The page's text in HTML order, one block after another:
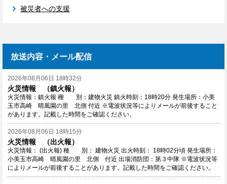
被災者への支援
放送内容・メール配信
2026年08月06日 18時32分
火災情報 （鎮火報）
火災情報：鎮火報 種 別：建物火災 鎮火時刻：18時20分 発生場所：小美
玉市高崎 晴風園の里 北側 付近 ※電波状況等によりメールが前後すること
があります。記載した時間をご確認ください。
2026年08月06日 18時15分
火災情報 （出火報）
火災情報： (出火報) 種 別： 建物火災 出火時刻： 18時02分頃 発生場所：
小美玉市高崎 晴風園の里 北側 付近 出場消防団：第３中隊 ※電波状況等
によりメールが前後することがあります。記載した時間をご確認ください。